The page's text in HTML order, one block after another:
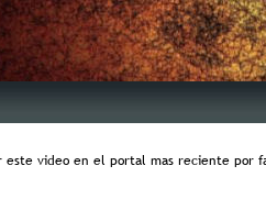
video en el portal mas reciente por